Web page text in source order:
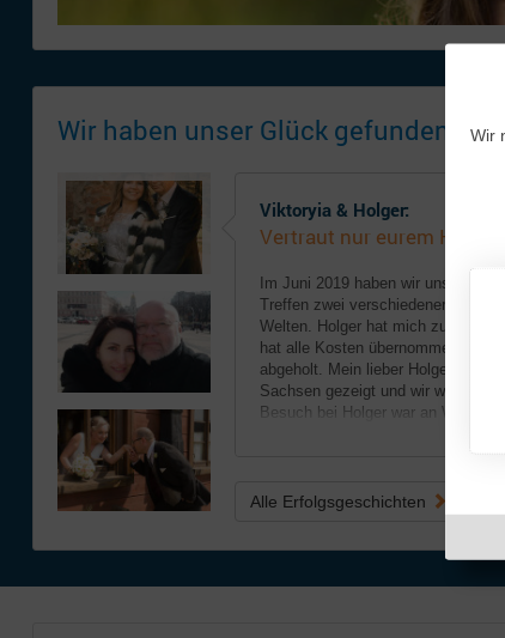
Wir haben unser Glück gefunden!
Viktoryia & Holger:
Vertraut nur eurem Herzen!
Im Juni 2019 haben wir uns in
Treffen zwei verschiedener
Welten. Holger hat mich zu sich
hat alle Kosten übernommen und
abgeholt. Mein lieber Holger hat
Sachsen gezeigt und wir waren
Besuch bei Holger war an
Alle Erfolgsgeschichten
Wir